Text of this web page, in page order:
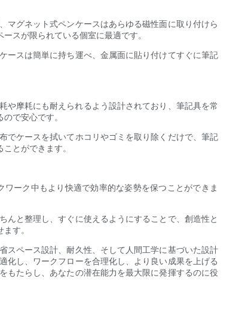
マグネット式ペンケースはあらゆる磁性面に取り付けら
スが限られている個室に最適です。
ースは簡単に持ち運べ、金属面に貼り付けてすぐに筆記
や摩耗にも耐えられるよう設​​計されており、筆記具を常
で安心です。
でケースを拭いてホコリやゴミを取り除くだけで、筆記
とができます。
ーク中もより快適で効率的な姿勢を保つことができま
と整理し、すぐに使えるようにすることで、創造性と
す。
スペース設計、耐久性、そして人間工学に基づいた設計
化し、ワークフローを合理化し、より良い成果を上げる
もたらし、あなたの潜在能力を最大限に発揮するのに役